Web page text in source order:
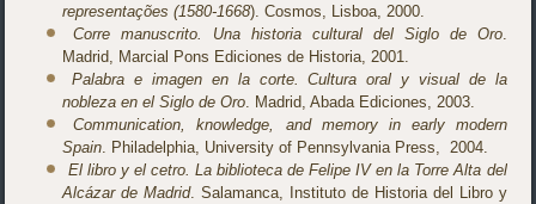
representações (1580-1668). Cosmos, Lisboa, 2000.
Corre manuscrito. Una historia cultural del Siglo de Oro.
Madrid, Marcial Pons Ediciones de Historia, 2001.
Palabra e imagen en la corte. Cultura oral y visual de la
nobleza en el Siglo de Oro. Madrid, Abada Ediciones, 2003.
Communication, knowledge, and memory in early modern
Spain. Philadelphia, University of Pennsylvania Press, 2004.
El libro y el cetro. La biblioteca de Felipe IV en la Torre Alta del
Alcázar de Madrid. Salamanca, Instituto de Historia del Libro y